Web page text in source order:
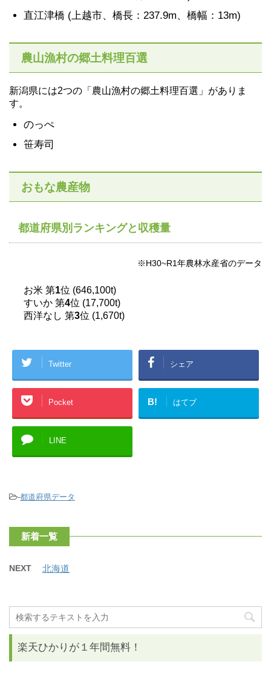
直江津橋 (上越市、橋長：237.9m、橋幅：13m)
農山漁村の郷土料理百選
新潟県には2つの「農山漁村の郷土料理百選」がありま
す。
のっぺ
笹寿司
おもな農産物
都道府県別ランキングと収穫量
※H30~R1年農林水産省のデータ
お米 第1位 (646,100t)
すいか 第4位 (17,700t)
西洋なし 第3位 (1,670t)
Twitter シェア
Pocket B! はてブ
LINE
-都道府県データ
新着一覧
NEXT 北海道
楽天ひかりが１年間無料！